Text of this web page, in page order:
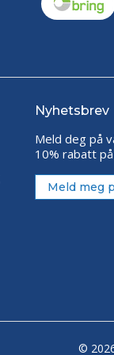
Nyhetsbrev
Meld deg på
10% rabatt
Meld meg
©